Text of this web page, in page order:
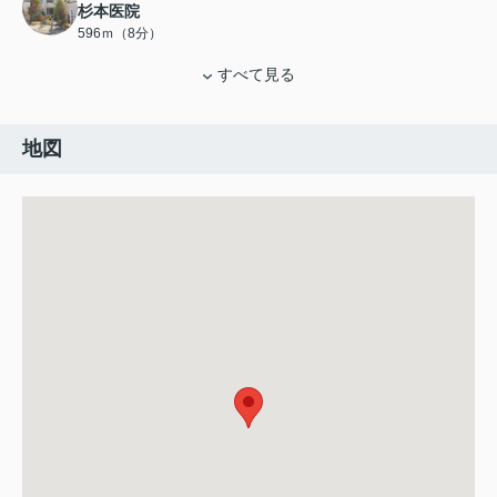
杉本医院
596ｍ（8分）
すべて見る
地図